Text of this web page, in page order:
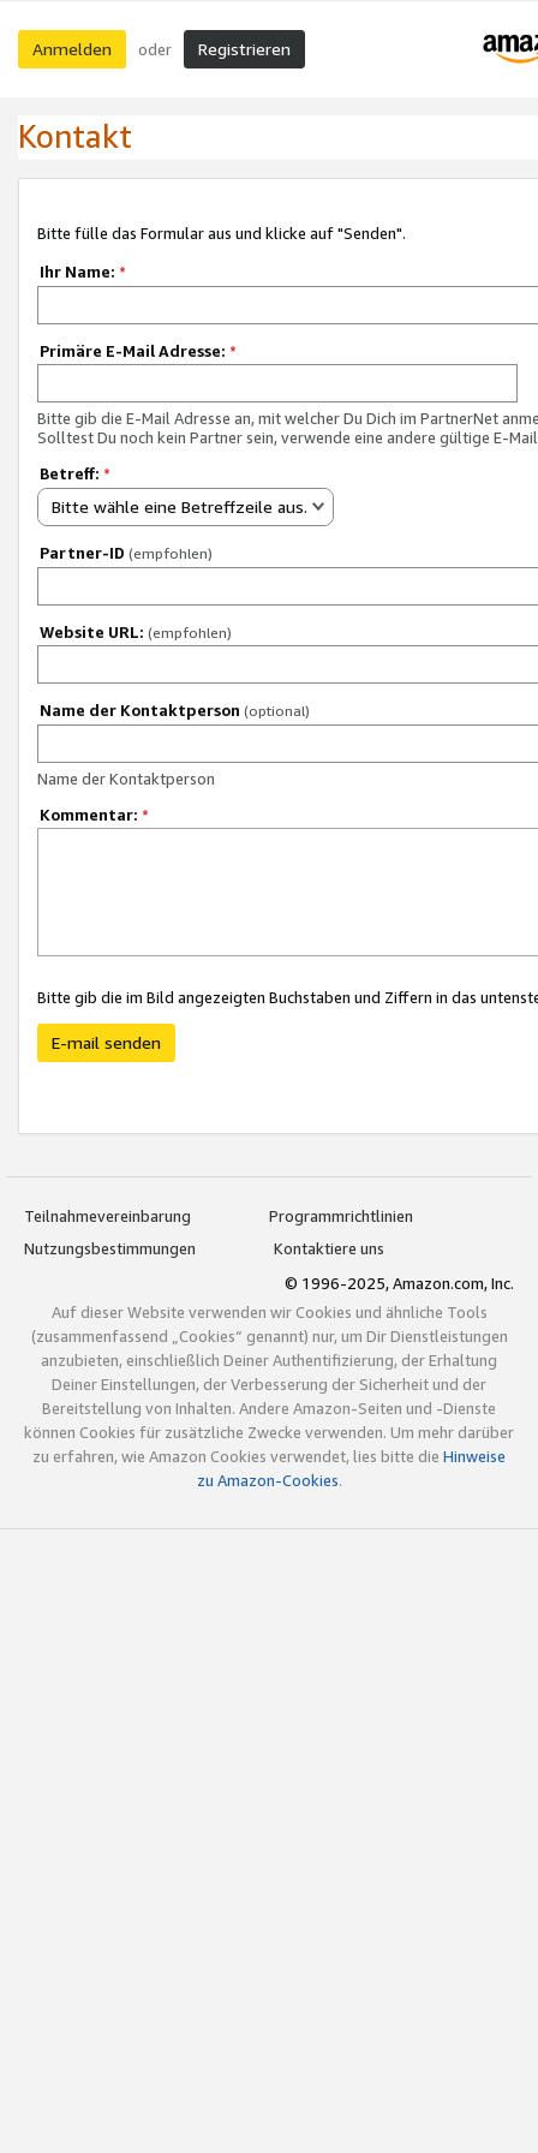
Anmelden oder Registrieren
Kontakt
Bitte fülle das Formular aus und klicke auf "Senden".
Ihr Name: *
Primäre E-Mail Adresse: *
Bitte gib die E-Mail Adresse an, mit welcher Du Dich im PartnerNet
Solltest Du noch kein Partner sein, verwende eine andere gültige E-
Betreff: *
Bitte wähle eine Betreffzeile aus.
Partner-ID (empfohlen)
Website URL: (empfohlen)
Name der Kontaktperson (optional)
Name der Kontaktperson
Kommentar: *
Bitte gib die im Bild angezeigten Buchstaben und Ziffern in das
E-mail senden
Teilnahmevereinbarung
Programmrichtlinien
Nutzungsbestimmungen
Kontaktiere uns
© 1996-2025, Amazon.com, Inc.
Auf dieser Website verwenden wir Cookies und ähnliche Tools
(zusammenfassend „Cookies“ genannt) nur, um Dir Dienstleistungen
anzubieten, einschließlich Deiner Authentifizierung, der Erhaltung
Deiner Einstellungen, der Verbesserung der Sicherheit und der
Bereitstellung von Inhalten. Andere Amazon-Seiten und -Dienste
können Cookies für zusätzliche Zwecke verwenden. Um mehr darüber
zu erfahren, wie Amazon Cookies verwendet, lies bitte die Hinweise
zu Amazon-Cookies.